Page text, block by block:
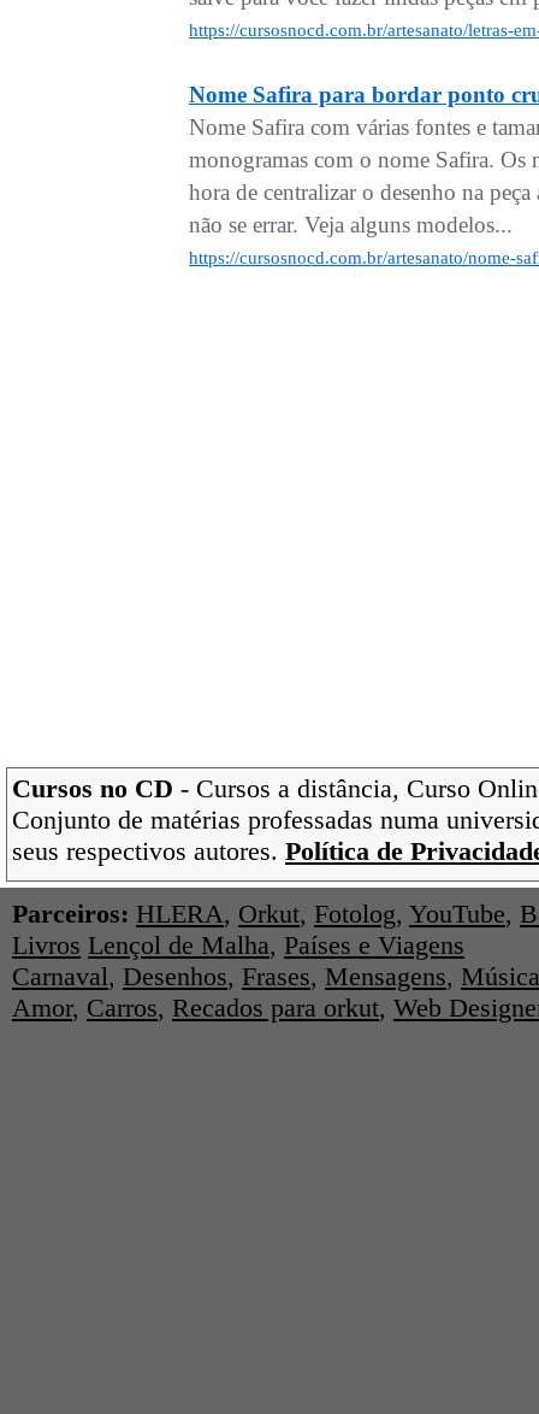
https://cursosnocd.com.br/artesanato/letras-
Nome Safira para bordar ponto
Nome Safira com várias fontes e
monogramas com o nome Safira.
hora de centralizar o desenho na
não se errar. Veja alguns modelos...
https://cursosnocd.com.br/artesanato/nome-
Cursos no CD - Cursos a distância, Curso
Conjunto de matérias professadas numa
seus respectivos autores. Política de
Parceiros: HLERA, Orkut, Fotolog, YouTube,
Livros Lençol de Malha, Países e Viagens
Carnaval, Desenhos, Frases, Mensagens,
Amor, Carros, Recados para orkut, Web